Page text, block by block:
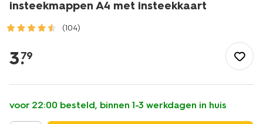
insteekmappen A4 met insteekkaart
(104)
kantoor/mappen-
ordners/insteekhoezen/insteekmappen-
met-
insteekkaart-
14820009.html
3.
79
voor 22:00 besteld, binnen 1-3 werkdagen in huis